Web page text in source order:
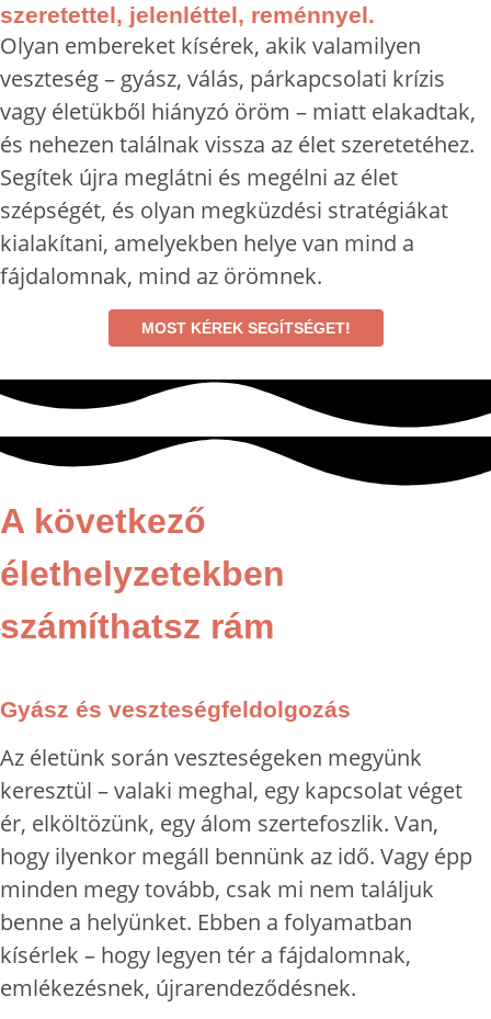
szeretettel, jelenléttel, reménnyel.
Olyan embereket kísérek, akik valamilyen
veszteség – gyász, válás, párkapcsolati krízis
vagy életükből hiányzó öröm – miatt elakadtak,
és nehezen találnak vissza az élet szeretetéhez.
Segítek újra meglátni és megélni az élet
szépségét, és olyan megküzdési stratégiákat
kialakítani, amelyekben helye van mind a
fájdalomnak, mind az örömnek.
MOST KÉREK SEGÍTSÉGET!
A következő
élethelyzetekben
számíthatsz rám
Gyász és veszteségfeldolgozás
Az életünk során veszteségeken megyünk
keresztül – valaki meghal, egy kapcsolat véget
ér, elköltözünk, egy álom szertefoszlik. Van,
hogy ilyenkor megáll bennünk az idő. Vagy épp
minden megy tovább, csak mi nem találjuk
benne a helyünket. Ebben a folyamatban
kísérlek – hogy legyen tér a fájdalomnak,
emlékezésnek, újrarendeződésnek.